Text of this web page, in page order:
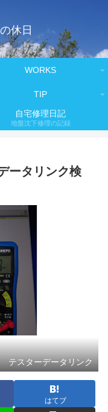
休日
WORKS
TIP
自宅修理日記
地盤沈下修理の記録
ータリンク検
テスターデータリンク
はてブ